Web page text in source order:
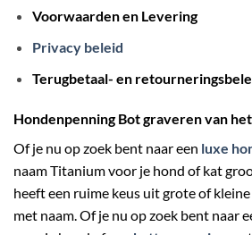
Voorwaarden en Levering
Privacy beleid
Terugbetaal- en
Hondenpenning Bot graveren van
Of je nu op zoek bent naar een luxe
naam Titanium voor je hond of kat
heeft een ruime keus uit grote of
met naam. Of je nu op zoek bent naar